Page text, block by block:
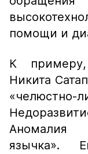
помощи и
К
Никита
Аномалия
язычка».